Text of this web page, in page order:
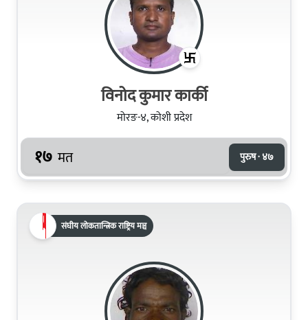
विनोद कुमार कार्की
मोरङ-४, कोशी प्रदेश
१७ मत पुरुष · ४७
संघीय लोकतान्त्रिक राष्ट्रिय मञ्च